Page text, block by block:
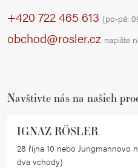
+420 722 465 613 (po-pá:
obchod@rosler.cz napište
Navštivte nás na našich
IGNAZ RÖSLER
28 října 10 nebo Jungmannovo
dva vchody)